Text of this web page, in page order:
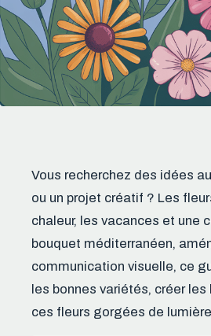
Vous recherchez des idées
ou un projet créatif ? Les
chaleur, les vacances et une
bouquet méditerranéen,
communication visuelle, ce
les bonnes variétés, créer
ces fleurs gorgées de